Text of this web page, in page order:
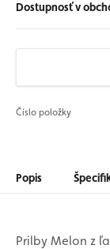
Dostupnosť v
Číslo položky
Popis
Prilby Melon z